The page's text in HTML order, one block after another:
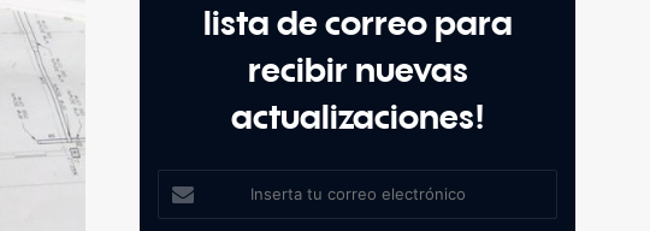
lista de correo para
recibir nuevas
actualizaciones!